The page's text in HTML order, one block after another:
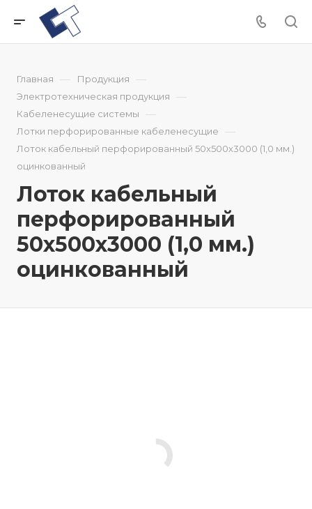
Главная — Продукция —
Электротехническая продукция —
Кабеленесущие системы —
Лотки перфорированные кабеленесущие —
Лоток кабельный перфорированный 50x500x3000 (1,0 мм.)
оцинкованный
Лоток кабельный
перфорированный
50x500x3000 (1,0 мм.)
оцинкованный